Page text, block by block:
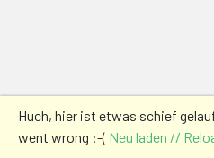
Huch, hier ist etwas schief
went wrong :-( Neu laden //